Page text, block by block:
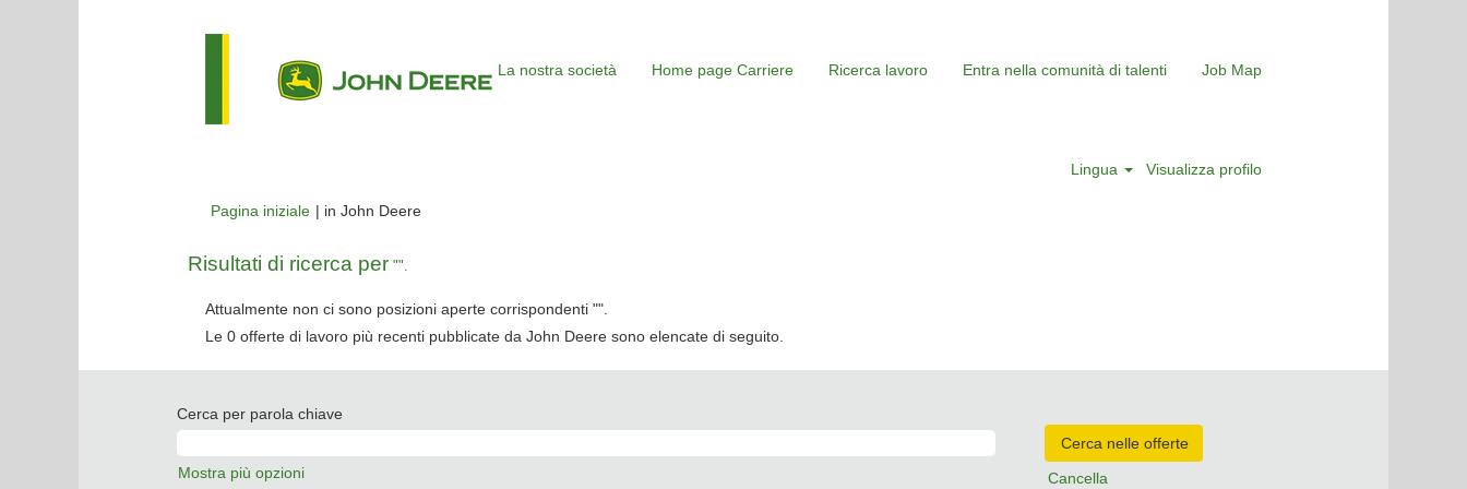
La nostra società Home page Carriere Ricerca lavoro Entra nella comunità di talenti Job Map
Lingua Visualizza profilo
Pagina iniziale | in John Deere(pagina
Risultati di ricerca per "".
Attualmente non ci sono posizioni aperte corrispondenti "".
Le 0 offerte di lavoro più recenti pubblicate da John Deere sono elencate di seguito.
Cerca per parola chiave
Mostra più opzioni Cancella